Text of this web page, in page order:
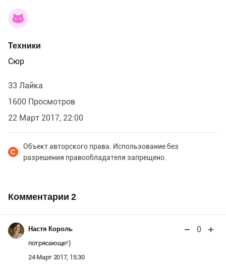
Техники
Сюр
33 Лайка
1600 Просмотров
22 Март 2017, 22:00
Объект авторского права. Использование без
разрешения правообладателя запрещено.
Комментарии 2
Настя Король 0
потрясающе! )
24 Март 2017, 15:30